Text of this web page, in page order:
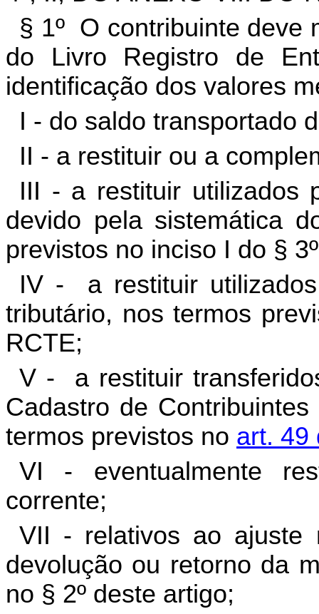
§ 1º O contribuinte deve
do Livro Registro de
identificação dos valores
I - do saldo transportado
II - a restituir ou a
III - a restituir utilizados
devido pela sistemática
previstos no inciso I do §
IV - a restituir
tributário, nos termos
RCTE;
V - a restituir
Cadastro de
termos previstos no art. 49
VI - eventualmente
corrente;
VII - relativos ao ajuste
devolução ou retorno da
no § 2º deste artigo;